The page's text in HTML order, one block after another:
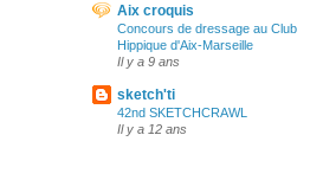
Aix croquis
Concours de dressage au Club
Hippique d'Aix-Marseille
Il y a 9 ans
sketch'ti
42nd SKETCHCRAWL
Il y a 12 ans